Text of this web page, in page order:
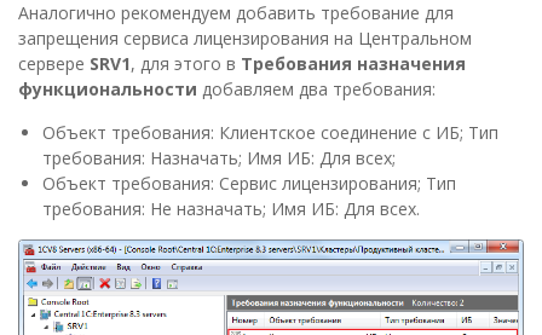
Аналогично рекомендуем добавить требование для
запрещения сервиса лицензирования на Центральном
сервере SRV1, для этого в Требования назначения
функциональности добавляем два требования:
Объект требования: Клиентское соединение с ИБ; Тип
требования: Назначать; Имя ИБ: Для всех;
Объект требования: Сервис лицензирования; Тип
требования: Не назначать; Имя ИБ: Для всех.